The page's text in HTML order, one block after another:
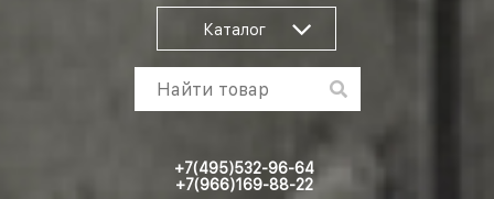
Каталог
+7(495)532-96-64
+7(966)169-88-22